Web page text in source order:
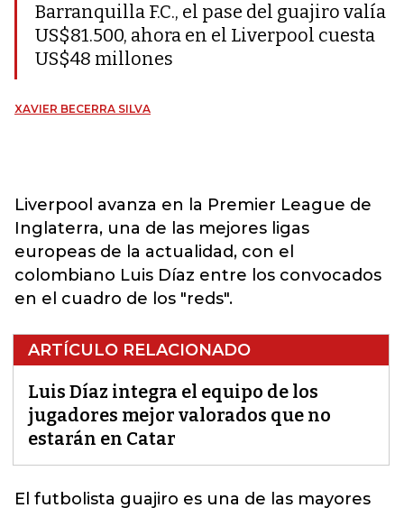
Barranquilla F.C., el pase del guajiro valía
US$81.500, ahora en el Liverpool cuesta
US$48 millones
XAVIER BECERRA SILVA
Liverpool avanza en la Premier League de
Inglaterra, una de las mejores ligas
europeas de la actualidad, con el
colombiano Luis Díaz entre los convocados
en el cuadro de los "reds".
ARTÍCULO RELACIONADO
Luis Díaz integra el equipo de los
jugadores mejor valorados que no
estarán en Catar
El futbolista guajiro es una de las mayores